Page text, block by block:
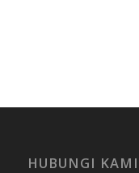
HUBUNGI KAMI